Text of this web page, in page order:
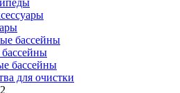
бассейны
бассейны
бассейны
для очистки